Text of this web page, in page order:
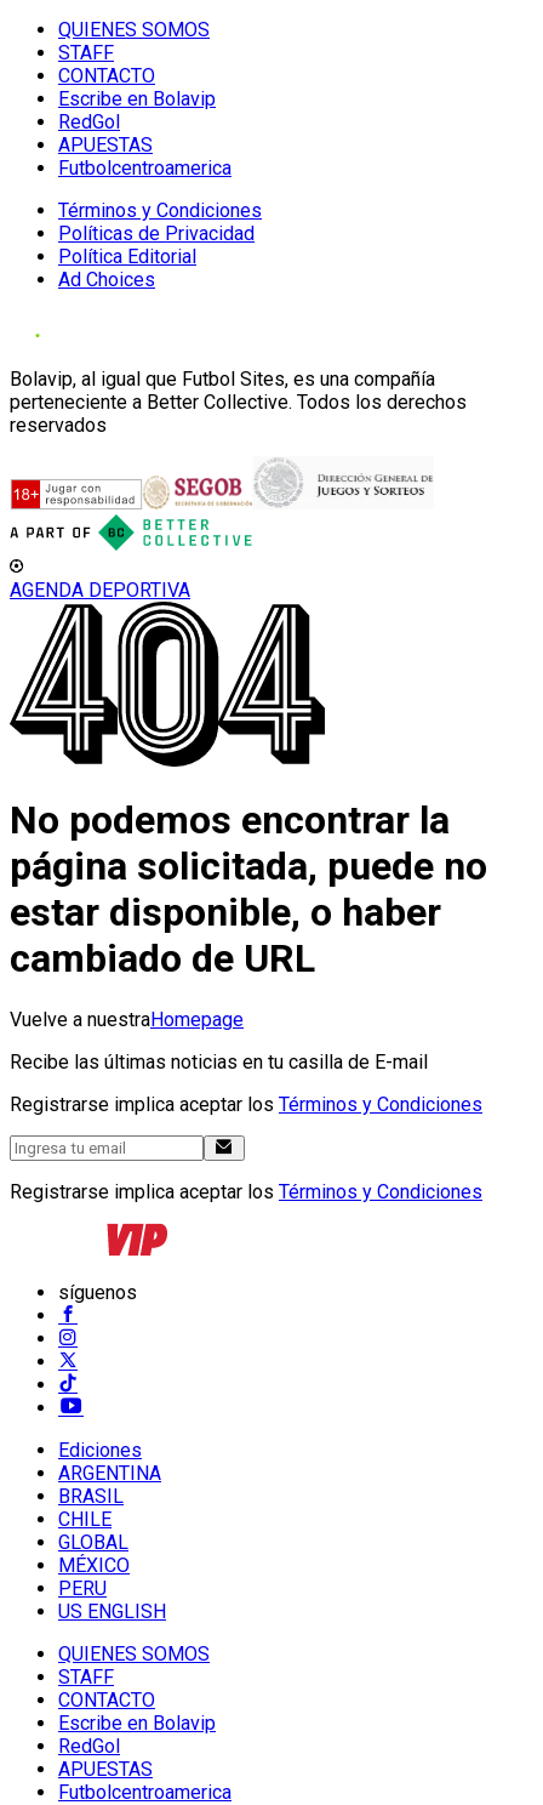
QUIENES SOMOS
STAFF
CONTACTO
Escribe en Bolavip
RedGol
APUESTAS
Futbolcentroamerica
Términos y Condiciones
Políticas de Privacidad
Política Editorial
Ad Choices
Bolavip, al igual que Futbol Sites, es una compañía
perteneciente a Better Collective. Todos los derechos
reservados
AGENDA DEPORTIVA
No podemos encontrar la
página solicitada, puede no
estar disponible, o haber
cambiado de URL
Vuelve a nuestraHomepage
Recibe las últimas noticias en tu casilla de E-mail
Registrarse implica aceptar los Términos y Condiciones
Registrarse implica aceptar los Términos y Condiciones
síguenos
Ediciones
ARGENTINA
BRASIL
CHILE
GLOBAL
MÉXICO
PERU
US ENGLISH
QUIENES SOMOS
STAFF
CONTACTO
Escribe en Bolavip
RedGol
APUESTAS
Futbolcentroamerica